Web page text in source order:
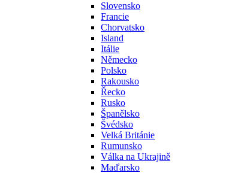
Slovensko
Francie
Chorvatsko
Island
Itálie
Německo
Polsko
Rakousko
Řecko
Rusko
Španělsko
Švédsko
Velká Británie
Rumunsko
Válka na Ukrajině
Maďarsko